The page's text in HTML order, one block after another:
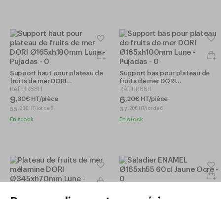
Support haut pour plateau de
fruits de mer DORI
Ø165xh180mm Lune - Pujadas
Réf. BR88H
9,30€ HT/pièce
55 , 80€ HT/lot de 6
En stock
Support bas pour plateau de
fruits de mer DORI
Ø165xh100mm Lune - Pujadas
Réf. BR88B
6,20€ HT/pièce
37 , 20€ HT/lot de 6
En stock